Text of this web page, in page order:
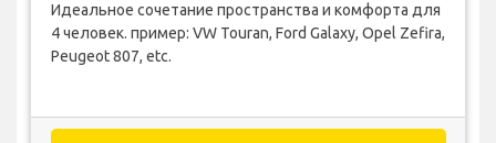
Идеальное сочетание пространства и комфорта для
4 человек. пример: VW Touran, Ford Galaxy, Opel Zefira,
Peugeot 807, etc.